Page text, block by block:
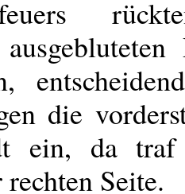
die
ein, da
Seite.